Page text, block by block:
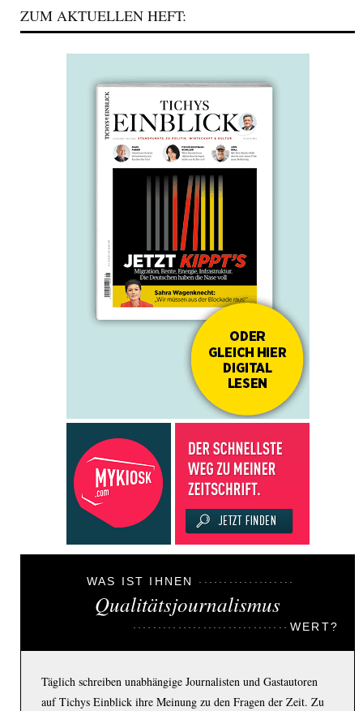
ZUM AKTUELLEN HEFT:
WAS IST IHNEN
Qualitätsjournalismus
WERT?
Täglich schreiben unabhängige Journalisten und Gastautoren
auf Tichys Einblick ihre Meinung zu den Fragen der Zeit. Zu